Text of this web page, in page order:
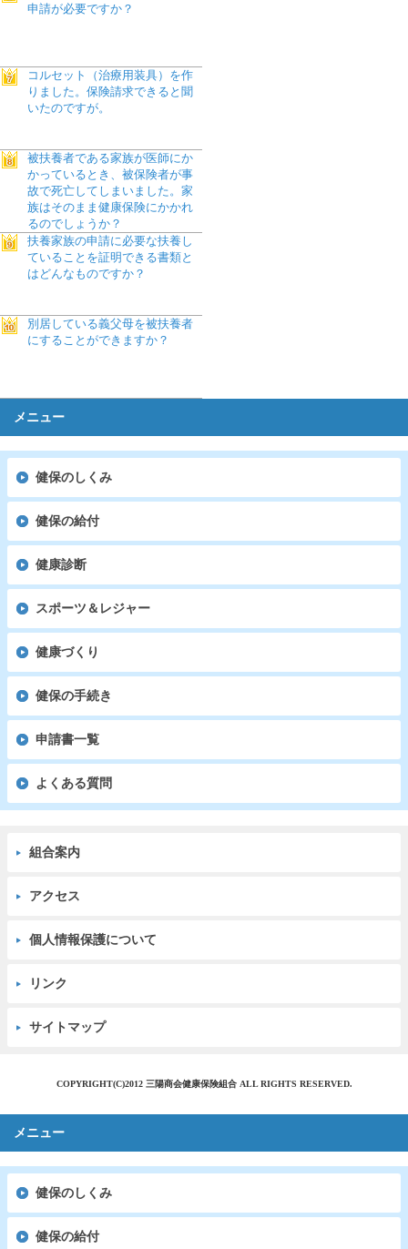
申請が必要ですか？
コルセット（治療用装具）を作
りました。保険請求できると聞
いたのですが。
被扶養者である家族が医師にか
かっているとき、被保険者が事
故で死亡してしまいました。家
族はそのまま健康保険にかかれ
るのでしょうか？
扶養家族の申請に必要な扶養し
ていることを証明できる書類と
はどんなものですか？
別居している義父母を被扶養者
にすることができますか？
メニュー
健保のしくみ
健保の給付
健康診断
スポーツ＆レジャー
健康づくり
健保の手続き
申請書一覧
よくある質問
組合案内
アクセス
個人情報保護について
リンク
サイトマップ
COPYRIGHT(C)2012 三陽商会健康保険組合 ALL RIGHTS RESERVED.
メニュー
健保のしくみ
健保の給付